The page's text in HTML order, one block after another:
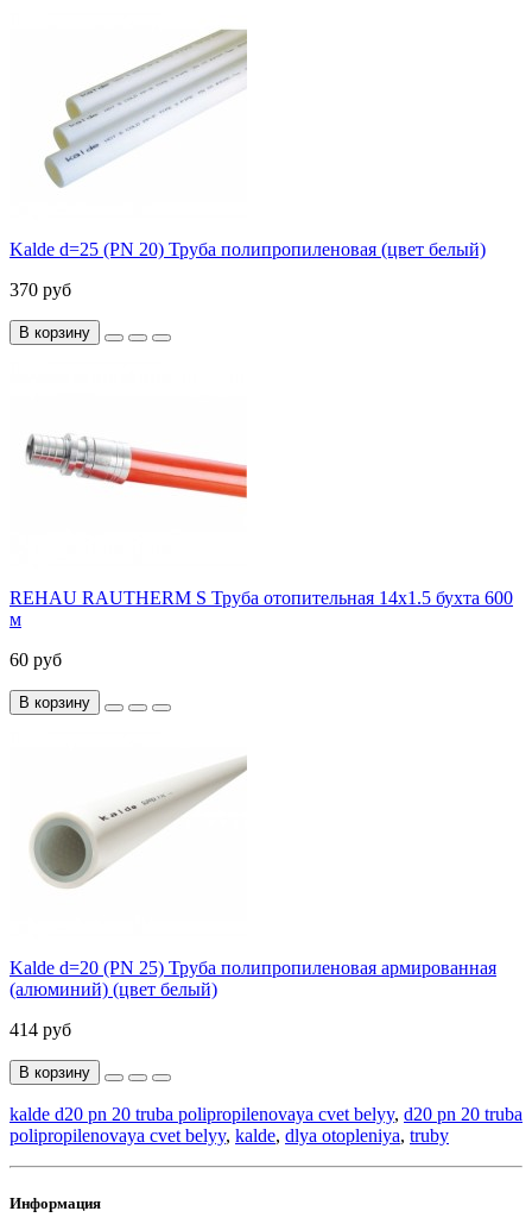
Kalde d=25 (PN 20) Труба полипропиленовая (цвет белый)
370 руб
В корзину
REHAU RAUTHERM S Труба отопительная 14x1.5 бухта 600
м
60 руб
В корзину
Kalde d=20 (PN 25) Труба полипропиленовая армированная
(алюминий) (цвет белый)
414 руб
В корзину
kalde d20 pn 20 truba polipropilenovaya cvet belyy, d20 pn 20 truba
polipropilenovaya cvet belyy, kalde, dlya otopleniya, truby
Информация